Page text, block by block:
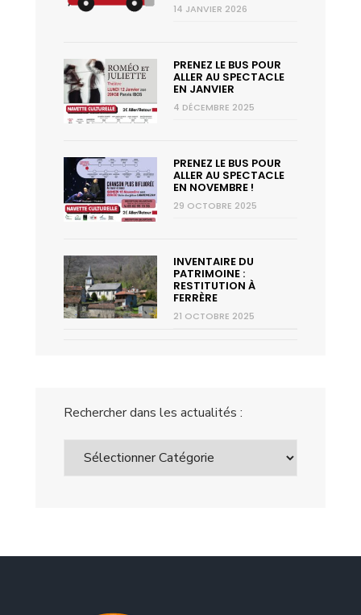
14 JANVIER 2026
PRENEZ LE BUS POUR
ALLER AU SPECTACLE
EN JANVIER
4 DÉCEMBRE 2025
PRENEZ LE BUS POUR
ALLER AU SPECTACLE
EN NOVEMBRE !
29 OCTOBRE 2025
INVENTAIRE DU
PATRIMOINE :
RESTITUTION À
FERRÈRE
21 OCTOBRE 2025
Rechercher dans les actualités :